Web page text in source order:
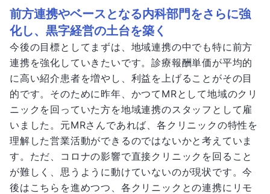
前方連携やベースとなる内科部門をさらに強
化し、黒字経営の土台を築く
今後の目標としてまずは、地域連携の中でも特に前方
連携を強化していきたいです。診療報酬単価が平均的
に高い紹介患者を増やし、利益を上げることがその目
的です。そのために昨年、かつてMRとして地域のクリ
ニックを回っていた方を地域連携のスタッフとして雇
いました。元MRさんであれば、各クリニックの特性を
理解した営業活動ができるのではないかと考えていま
す。ただ、コロナの影響で直接クリニックを回ること
が難しく、思うように動けていないのが現状です。今
後はこちらを進めつつ、各クリニックとの連携にリモ